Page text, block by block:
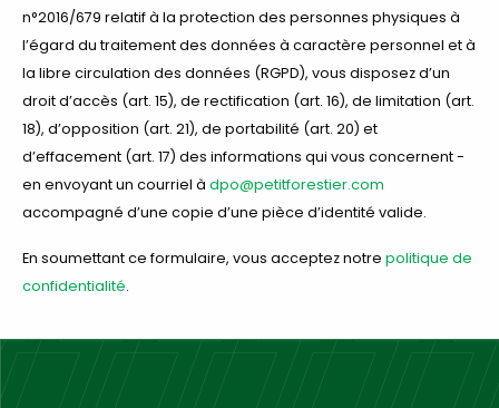
n°2016/679 relatif à la protection des personnes physiques à
l’égard du traitement des données à caractère personnel et à
la libre circulation des données (RGPD), vous disposez d’un
droit d’accès (art. 15), de rectification (art. 16), de limitation (art.
18), d’opposition (art. 21), de portabilité (art. 20) et
d’effacement (art. 17) des informations qui vous concernent -
en envoyant un courriel à dpo@petitforestier.com
accompagné d’une copie d’une pièce d’identité valide.
En soumettant ce formulaire, vous acceptez notre politique de
confidentialité.